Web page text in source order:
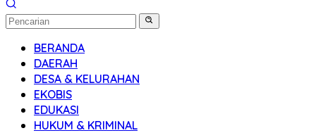
BERANDA
DAERAH
DESA & KELURAHAN
EKOBIS
EDUKASI
HUKUM & KRIMINAL